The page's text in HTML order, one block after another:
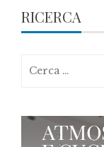
RICERCA